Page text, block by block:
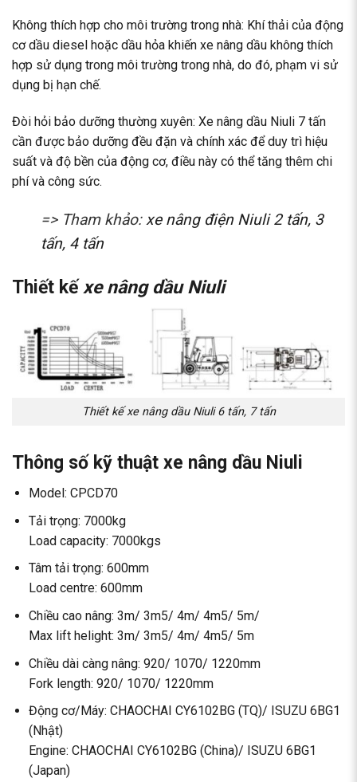
Không thích hợp cho môi trường trong nhà: Khí thải của động
cơ dầu diesel hoặc dầu hỏa khiến xe nâng dầu không thích
hợp sử dụng trong môi trường trong nhà, do đó, phạm vi sử
dụng bị hạn chế.
Đòi hỏi bảo dưỡng thường xuyên: Xe nâng dầu Niuli 7 tấn
cần được bảo dưỡng đều đặn và chính xác để duy trì hiệu
suất và độ bền của động cơ, điều này có thể tăng thêm chi
phí và công sức.
=> Tham khảo:xe nâng điện Niuli 2 tấn, 3
tấn, 4 tấn
Thiết kếxe nâng dầu Niuli
Thiết kế xe nâng dầu Niuli 6 tấn, 7 tấn
Thông số kỹ thuật xe nâng dầu Niuli
Model: CPCD70
Tải trọng: 7000kg
Load capacity: 7000kgs
Tâm tải trọng: 600mm
Load centre: 600mm
Chiều cao nâng: 3m/ 3m5/ 4m/ 4m5/ 5m/
Max lift helight: 3m/ 3m5/ 4m/ 4m5/ 5m
Chiều dài càng nâng: 920/ 1070/ 1220mm
Fork length: 920/ 1070/ 1220mm
Động cơ/Máy: CHAOCHAI CY6102BG (TQ)/ ISUZU 6BG1
(Nhật)
Engine: CHAOCHAI CY6102BG (China)/ ISUZU 6BG1
(Japan)